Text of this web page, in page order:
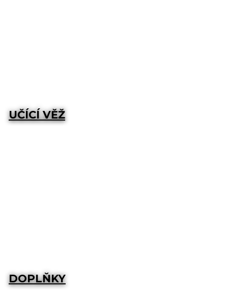
UČÍCÍ VĚŽ
DOPLŇKY